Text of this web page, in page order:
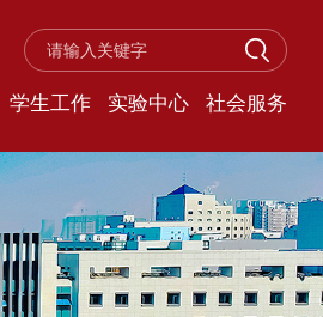
学生工作 实验中心 社会服务